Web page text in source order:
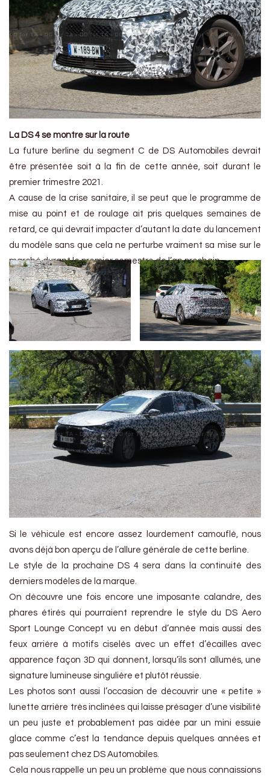
La DS 4 se montre sur la route
La future berline du segment C de DS Automobiles devrait
être présentée soit à la fin de cette année, soit durant le
premier trimestre 2021.
A cause de la crise sanitaire, il se peut que le programme de
mise au point et de roulage ait pris quelques semaines de
retard, ce qui devrait impacter d’autant la date du lancement
du modèle sans que cela ne perturbe vraiment sa mise sur le
marché durant le premier semestre de l’an prochain.
Si le véhicule est encore assez lourdement camouflé, nous
avons déjà bon aperçu de l’allure générale de cette berline.
Le style de la prochaine DS 4 sera dans la continuité des
derniers modèles de la marque.
On découvre une fois encore une imposante calandre, des
phares étirés qui pourraient reprendre le style du DS Aero
Sport Lounge Concept vu en début d’année mais aussi des
feux arrière à motifs ciselés avec un effet d’écailles avec
apparence façon 3D qui donnent, lorsqu’ils sont allumés, une
signature lumineuse singulière et plutôt réussie.
Les photos sont aussi l’occasion de découvrir une « petite »
lunette arrière très inclinées qui laisse présager d’une visibilité
un peu juste et probablement pas aidée par un mini essuie
glace comme c’est la tendance depuis quelques années et
pas seulement chez DS Automobiles.
Cela nous rappelle un peu un problème que nous connaissions